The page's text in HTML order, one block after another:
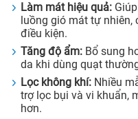
Làm mát hiệu quả:
luồng gió mát tự
điều kiện.
Tăng độ ẩm: Bổ sung
da khi dùng quạt
Lọc không khí: Nhiều
trợ lọc bụi và vi khuẩn,
hơn.